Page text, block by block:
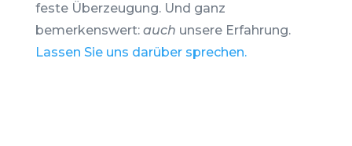
feste Überzeugung. Und ganz
bemerkenswert: auch unsere Erfahrung.
Lassen Sie uns darüber sprechen.